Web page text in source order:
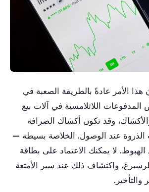
الأمر عادةً بالطريقة الصعبة في
اللاتلامسية في آلات بيع
وقد تكون أكشاك الصرافة
عند الوصول. الخلاصة بسيطة —
لا يمكنك الاعتماد على بطاقة
واكتشاف ذلك عند سير الأمتعة
والتأخير.